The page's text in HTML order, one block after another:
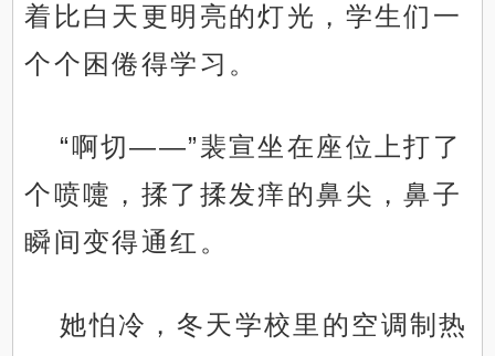
着比白天更明亮的灯光，学生们一
个个困倦得学习。
“啊切——”裴宣坐在座位上打了
个喷嚏，揉了揉发痒的鼻尖，鼻子
瞬间变得通红。
她怕冷，冬天学校里的空调制热